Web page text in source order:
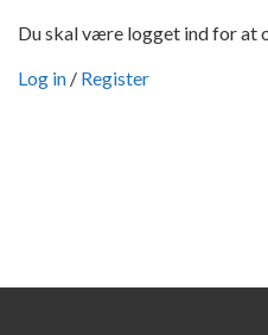
Du skal være logget ind for at
Log in / Register